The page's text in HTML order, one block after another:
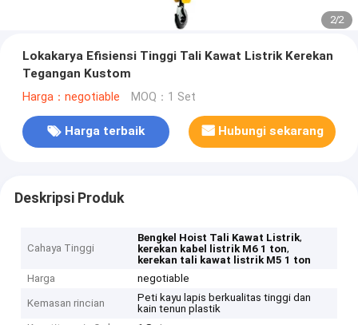
2/2
Lokakarya Efisiensi Tinggi Tali Kawat Listrik Kerekan
Tegangan Kustom
Harga：negotiable MOQ：1 Set
Harga terbaik Hubungi sekarang
Deskripsi Produk
Cahaya Tinggi
Bengkel Hoist Tali Kawat Listrik,
kerekan kabel listrik M6 1 ton,
kerekan tali kawat listrik M5 1 ton
Harga
negotiable
Kemasan rincian
Peti kayu lapis berkualitas tinggi dan
kain tenun plastik